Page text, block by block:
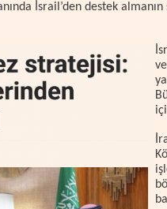
İsrail’den destek